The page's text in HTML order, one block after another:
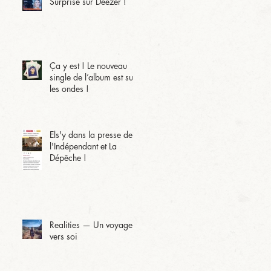
Ça y est ! Le nouveau
single de l’album est sur
les ondes !
Els'y dans la presse de
l'Indépendant et La
Dépêche !
Realities — Un voyage
vers soi